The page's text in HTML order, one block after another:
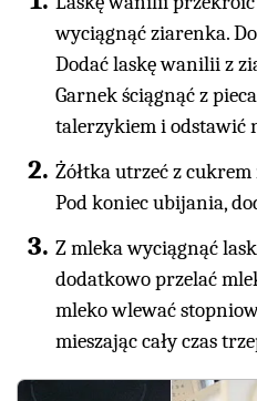
wyciągnąć ziarenka.
Dodać laskę wanilii z
Garnek ściągnąć z
talerzykiem i odstawić
Żółtka utrzeć z cukrem
Pod koniec ubijania,
Z mleka wyciągnąć
dodatkowo przelać
mleko wlewać
mieszając cały czas